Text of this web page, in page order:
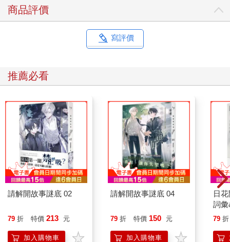
商品評價
寫評價
推薦必看
請解開故事謎底 02
79 折 特價 213 元
加入購物車
請解開故事謎底 04
79 折 特價 150 元
加入購物車
日
詞
79 折